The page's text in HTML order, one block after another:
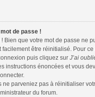
de passe !
Bien que votre mot de passe ne
facilement être réinitialisé. Pour
puis cliquez sur J’ai
instructions énoncées et vous
ne parveniez pas à réinitialiser
du forum.